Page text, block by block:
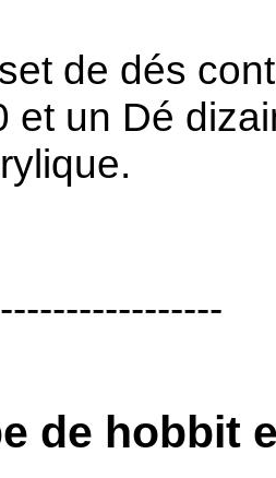
de dés
et un Dé
de hobbit